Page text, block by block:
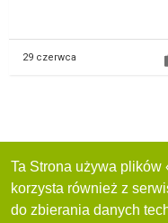
29 czerwca
Ta Strona używa plików
korzysta również z
do zbierania danych